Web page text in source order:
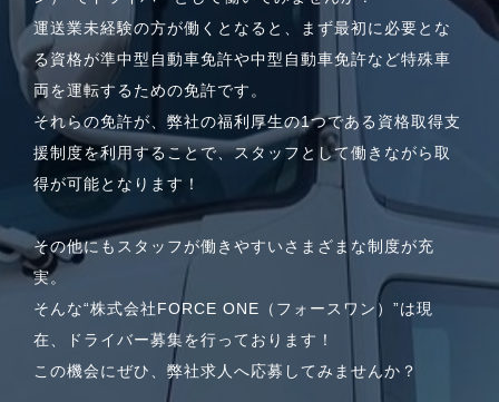
運送業未経験の方が働くとなると、まず最初に必要とな
る資格が準中型自動車免許や中型自動車免許など特殊車
両を運転するための免許です。
それらの免許が、弊社の福利厚生の1つである資格取得支
援制度を利用することで、スタッフとして働きながら取
得が可能となります！
その他にもスタッフが働きやすいさまざまな制度が充
実。
そんな“株式会社FORCE ONE（フォースワン）”は現
在、ドライバー募集を行っております！
この機会にぜひ、弊社求人へ応募してみませんか？